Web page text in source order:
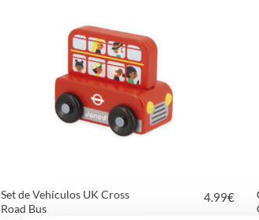
Set de Vehículos UK Cross
Road Bus
4.99€